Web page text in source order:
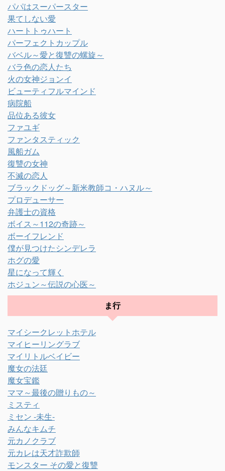
パパはスーパースター
果てしない愛
ハートトゥハート
パーフェクトカップル
バベル～愛と復讐の螺旋～
バラ色の恋人たち
火の女神ジョンイ
ビューティフルマインド
病院船
品位ある彼女
ファユギ
ファンタスティック
風船ガム
復讐の女神
不滅の恋人
ブラックドッグ～新米教師コ・ハヌル～
プロデューサー
弁護士の資格
ボイス～112の奇跡～
ボーイフレンド
僕が見つけたシンデレラ
ホグの愛
星になって輝く
ホジュン～伝説の心医～
ま行
マイシークレットホテル
マイヒーリングラブ
マイリトルベイビー
魔女の法廷
魔女宝鑑
ママ～最後の贈りもの～
ミスティ
ミセン -未生-
みんなキムチ
元カノクラブ
元カレは天才詐欺師
モンスター その愛と復讐